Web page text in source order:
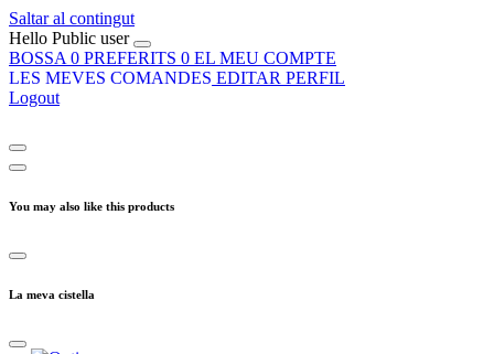
Saltar al contingut
Hello Public user
BOSSA 0 PREFERITS 0 EL MEU COMPTE
LES MEVES COMANDES EDITAR PERFIL
Logout
You may also like this products
La meva cistella